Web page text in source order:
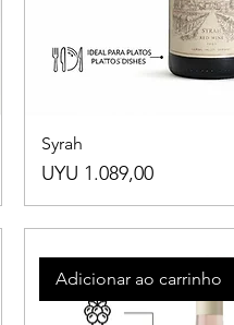
Syrah
Preço
UYU 1.089,00
Adicionar ao carrinho